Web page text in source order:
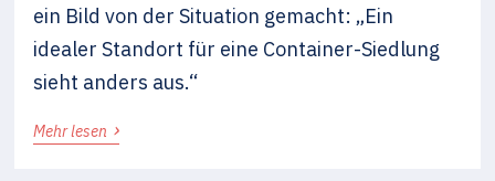
ein Bild von der Situation gemacht: „Ein
idealer Standort für eine Container-Siedlung
sieht anders aus.“
Mehr lesen ›